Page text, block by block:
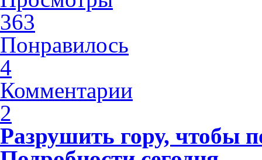
363
Понравилось
4
Комментарии
2
Разрушить гору, чтобы